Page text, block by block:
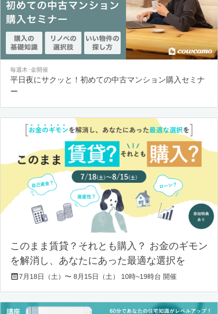
毎週木･金開催
平日夜にサクッと！初めての中古マンション購入セミナ
ー
このまま賃貸？それとも購入？ お金のギモン
を解消し、あなたにあった最適な選択を
7月18日（土）〜 8月15日（土） 10時~19時台 開催